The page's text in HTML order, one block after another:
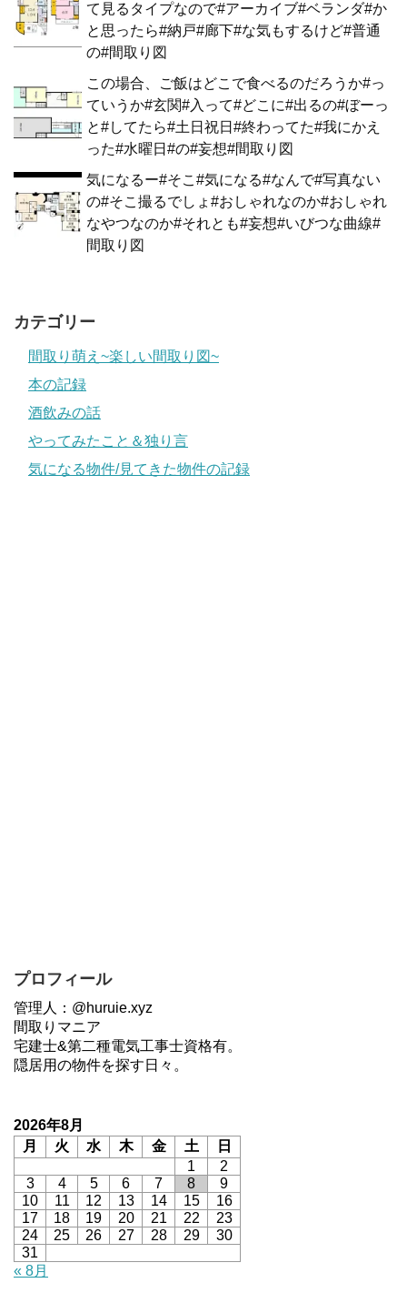
て見るタイプなので#アーカイブ#ベランダ#か
と思ったら#納戸#廊下#な気もするけど#普通
の#間取り図
この場合、ご飯はどこで食べるのだろうか#っ
ていうか#玄関#入って#どこに#出るの#ぼーっ
と#してたら#土日祝日#終わってた#我にかえ
った#水曜日#の#妄想#間取り図
気になるー#そこ#気になる#なんで#写真ない
の#そこ撮るでしょ#おしゃれなのか#おしゃれ
なやつなのか#それとも#妄想#いびつな曲線#
間取り図
カテゴリー
間取り萌え~楽しい間取り図~
本の記録
酒飲みの話
やってみたこと＆独り言
気になる物件/見てきた物件の記録
プロフィール
管理人：@huruie.xyz
間取りマニア
宅建士&第二種電気工事士資格有。
隠居用の物件を探す日々。
2026年8月
月
火 水 木 金 土
日
1
2
3
4 5 6 7 8
9
10
11 12 13 14 15
16
17
18 19 20 21 22
23
24
25 26 27 28 29
30
31
« 8月